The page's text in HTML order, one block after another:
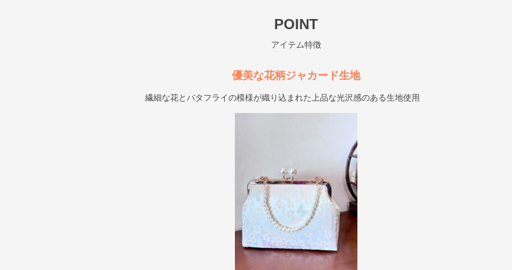
POINT
アイテム特徴
優美な花柄ジャカード生地
繊細な花とバタフライの模様が織り込まれた上品な光沢感のある生地使用